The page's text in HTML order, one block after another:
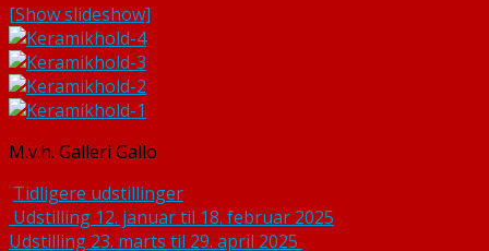
[Show slideshow]
M.v.h. Galleri Gallo
Tidligere udstillinger
Indlægsnavigation
Udstilling 12. januar til 18. februar 2025
Udstilling 23. marts til 29. april 2025